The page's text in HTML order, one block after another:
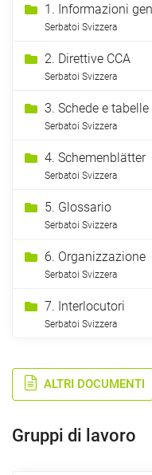
1. Informazioni
Serbatoi Svizzera
2. Direttive CCA
Serbatoi Svizzera
3. Schede e tabelle
Serbatoi Svizzera
4. Schemenblätter
Serbatoi Svizzera
5. Glossario
Serbatoi Svizzera
6. Organizzazione
Serbatoi Svizzera
7. Interlocutori
Serbatoi Svizzera
ALTRI DOCUMENTI
Gruppi di lavoro